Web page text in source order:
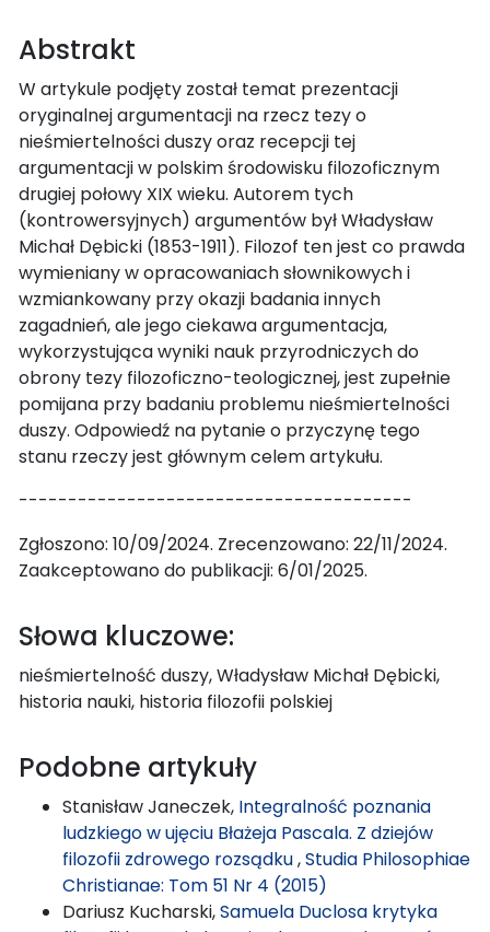
Abstrakt
W artykule podjęty został temat prezentacji
oryginalnej argumentacji na rzecz tezy o
nieśmiertelności duszy oraz recepcji tej
argumentacji w polskim środowisku filozoficznym
drugiej połowy XIX wieku. Autorem tych
(kontrowersyjnych) argumentów był Władysław
Michał Dębicki (1853-1911). Filozof ten jest co prawda
wymieniany w opracowaniach słownikowych i
wzmiankowany przy okazji badania innych
zagadnień, ale jego ciekawa argumentacja,
wykorzystująca wyniki nauk przyrodniczych do
obrony tezy filozoficzno-teologicznej, jest zupełnie
pomijana przy badaniu problemu nieśmiertelności
duszy. Odpowiedź na pytanie o przyczynę tego
stanu rzeczy jest głównym celem artykułu.
----------------------------------------
Zgłoszono: 10/09/2024. Zrecenzowano: 22/11/2024.
Zaakceptowano do publikacji: 6/01/2025.
Słowa kluczowe:
nieśmiertelność duszy, Władysław Michał Dębicki,
historia nauki, historia filozofii polskiej
Podobne artykuły
Stanisław Janeczek, Integralność poznania
ludzkiego w ujęciu Błażeja Pascala. Z dziejów
filozofii zdrowego rozsądku,Studia Philosophiae
Christianae: Tom 51 Nr 4 (2015)
Dariusz Kucharski,Samuela Duclosa krytyka